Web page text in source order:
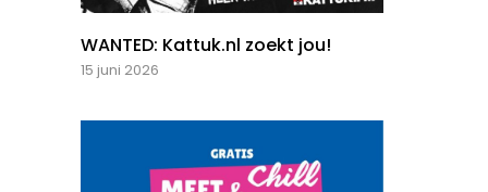
WANTED: Kattuk.nl zoekt jou!
15 juni 2026